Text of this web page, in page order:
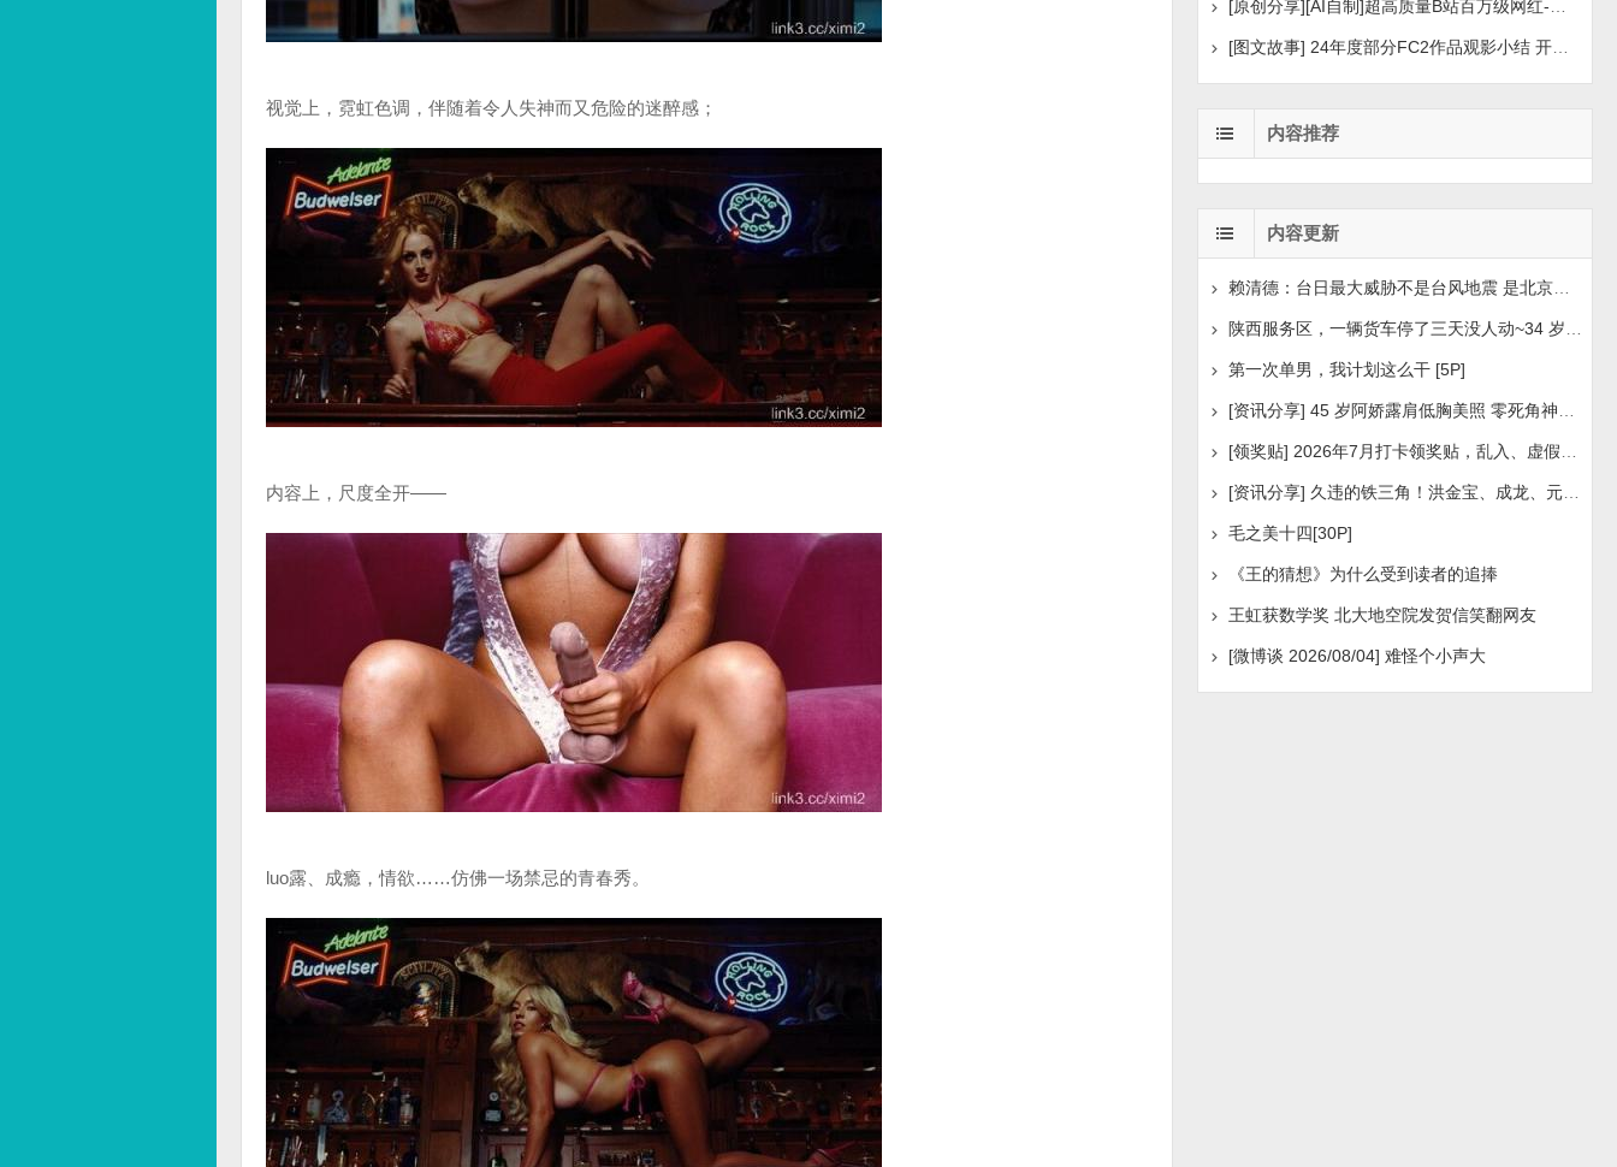
视觉上，霓虹色调，伴随着令人失神而又危险的迷醉感；
内容上，尺度全开——
luo露、成瘾，情欲……仿佛一场禁忌的青春秀。
[图文故事] 24年度部分FC2作品观影小结 开年王炸后续
内容推荐
内容更新
赖清德：台日最大威胁不是台风地震 是北京侵扰胁迫
第一次单男，我计划这么干 [5P]
[资讯分享] 久违的铁三角！洪金宝、成龙、元彪最新合照
毛之美十四[30P]
《王的猜想》为什么受到读者的追捧
王虹获数学奖 北大地空院发贺信笑翻网友
[微博谈 2026/08/04] 难怪个小声大